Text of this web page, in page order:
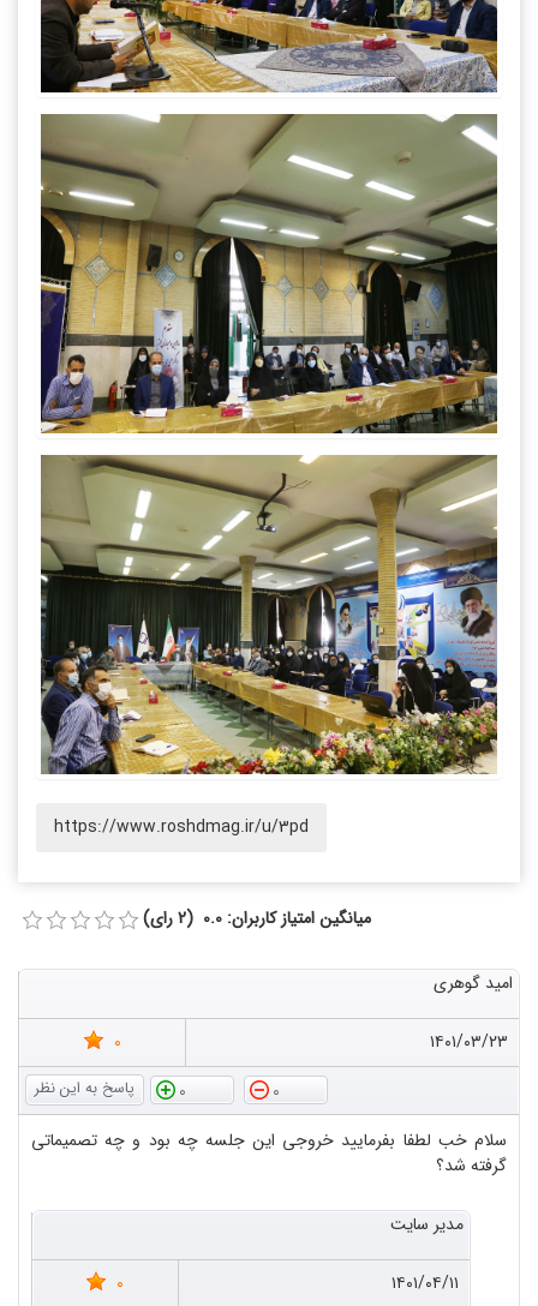
https://www.roshdmag.ir/u/3pd
میانگین امتیاز کاربران: 0.0 (2 رای)
امید گوهری
۱۴۰۱/۰۳/۲۳
0
0
0
سلام خب لطفا بفرمایید خروجی این جلسه چه بود و چه تصمیماتی
گرفته شد؟
مدیر سایت
۱۴۰۱/۰۴/۱۱
0